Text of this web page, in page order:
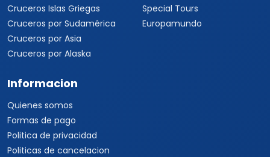
Cruceros Islas Griegas
Cruceros por Sudamérica
Cruceros por Asia
Cruceros por Alaska
Special Tours
Europamundo
Informacion
Quienes somos
Formas de pago
Politica de privacidad
Politicas de cancelacion